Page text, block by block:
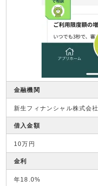
金融機関
新生フィナンシャル株式会社
借入金額
10万円
金利
年18.0%